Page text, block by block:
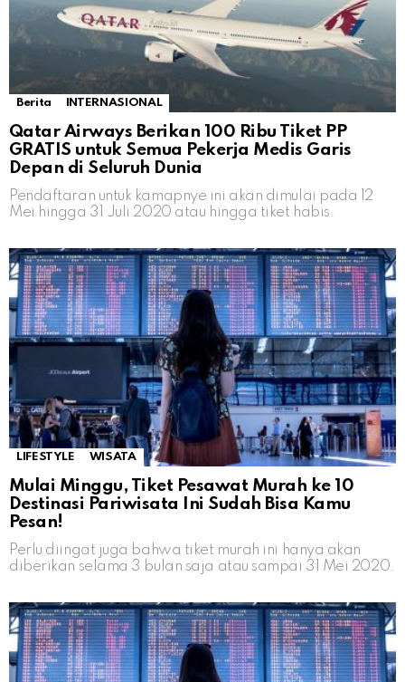
Berita INTERNASIONAL
Qatar Airways Berikan 100 Ribu Tiket PP
GRATIS untuk Semua Pekerja Medis Garis
Depan di Seluruh Dunia
Pendaftaran untuk kamapnye ini akan dimulai pada 12
Mei hingga 31 Juli 2020 atau hingga tiket habis.
LIFESTYLE WISATA
Mulai Minggu, Tiket Pesawat Murah ke 10
Destinasi Pariwisata Ini Sudah Bisa Kamu
Pesan!
Perlu diingat juga bahwa tiket murah ini hanya akan
diberikan selama 3 bulan saja atau sampai 31 Mei 2020.